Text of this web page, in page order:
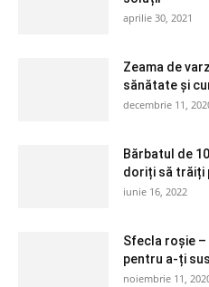
aprilie 30, 2021
Zeama de
sănătate și
decembrie 11,
Bărbatul de
doriți să trăiți
iunie 16, 2022
Sfecla roșie
pentru a-ți
noiembrie 11,